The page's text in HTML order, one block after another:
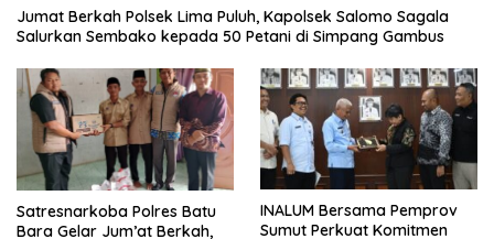
Jumat Berkah Polsek Lima Puluh, Kapolsek Salomo Sagala
Salurkan Sembako kepada 50 Petani di Simpang Gambus
Satresnarkoba Polres Batu
Bara Gelar Jum’at Berkah,
INALUM Bersama Pemprov
Sumut Perkuat Komitmen